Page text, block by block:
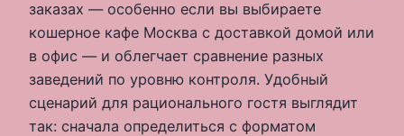
заказах — особенно если вы выбираете
кошерное кафе Москва с доставкой домой или
в офис — и облегчает сравнение разных
заведений по уровню контроля. Удобный
сценарий для рационального гостя выглядит
так: сначала определиться с форматом